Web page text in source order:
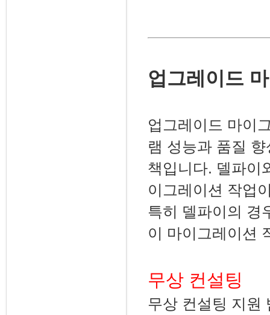
업그레이드
업그레이드 마이
램 성능과 품질
책입니다. 델파이
이그레이션 작업
특히 델파이의 경
이 마이그레이션
무상 컨설팅
무상 컨설팅 지원